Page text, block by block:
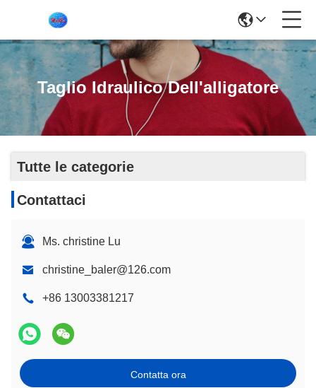
Taglio Idraulico Dell'alligatore
Tutte le categorie
Contattaci
Ms. christine Lu
christine_baler@126.com
+86 13003381217
Contatta ora